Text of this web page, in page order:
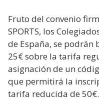
Fruto del convenio
SPORTS, los
de España, se podrán
25€ sobre la tarifa
asignación de un
que permitirá la
tarifa reducida de 50€.